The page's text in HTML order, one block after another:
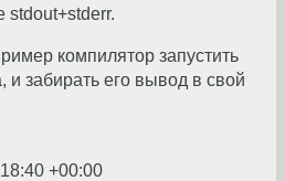
stdout+stderr.
компилятор запустить
и забирать его вывод в свой
+00:00